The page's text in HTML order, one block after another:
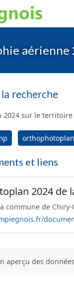
aérienne
recherche
sur le
orthophotoplan
et liens
2024 de
commune de
aperçu des